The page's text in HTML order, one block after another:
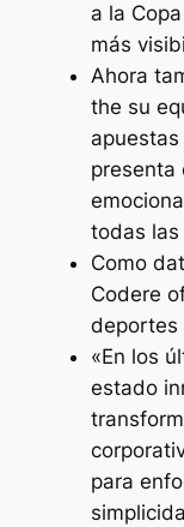
a la
más
Ahora
the su
presenta
todas las
Como
Codere
deportes
«En los
estado
para